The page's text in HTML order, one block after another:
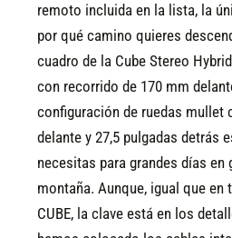
remoto incluida en la lista, la
por qué camino quieres
cuadro de la Cube Stereo
con recorrido de 170 mm
configuración de ruedas mullet
delante y 27,5 pulgadas detrás
necesitas para grandes días en
montaña. Aunque, igual que
CUBE, la clave está en los